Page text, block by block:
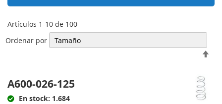
para aplicaciones en las que la estabilidad y una corta longitud
comprimida sean importantes.
Artículos 1-10 de 100
Ordenar por
A600-026-125
En stock: 1.684